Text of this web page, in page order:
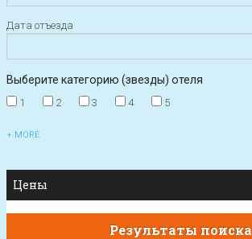
Дата отъезда
Выберите категорию (звезды) отеля
1 2 3 4 5
+ MORE
Цены
Результаты поиска